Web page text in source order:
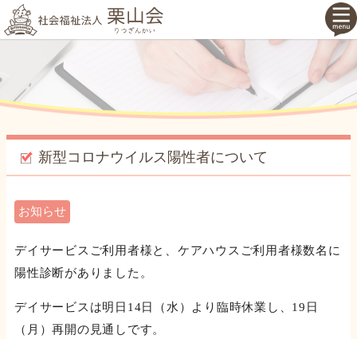
新型コロナウイルス陽性者について
お知らせ
デイサービスご利用者様と、ケアハウスご利用者様数名に
陽性診断がありました。
デイサービスは明日14日（水）より臨時休業し、19日
（月）再開の見通しです。